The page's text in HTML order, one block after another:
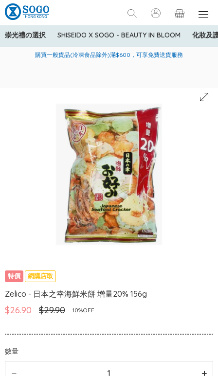
崇光禮の選択 SHISEIDO X SOGO - BEAUTY IN BLOOM 化妝及
美國運通Explorer®信用卡會員購物禮遇：高達5%簽賬回贈！
購買一般貨品(冷凍食品除外)滿$600，可享免費送貨服務
寄送中國內地服務只適用於指定商品，若訂單金額少於HK$600(折
特價 網購店取
Zelico - 日本之幸海鮮米餅 增量20% 156g
$26.90 $29.90 10%OFF
數量